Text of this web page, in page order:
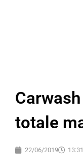
totale
22/06/2019 13:31